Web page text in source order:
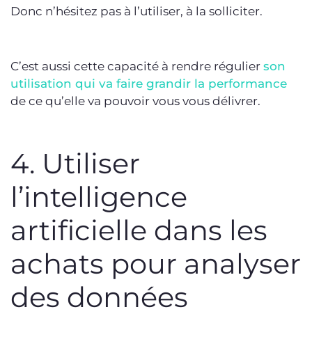
Donc n’hésitez pas à l’utiliser, à la solliciter.
C’est aussi cette capacité à rendre régulier son
utilisation qui va faire grandir la performance
de ce qu’elle va pouvoir vous vous délivrer.
4. Utiliser
l’intelligence
artificielle dans les
achats pour analyser
des données